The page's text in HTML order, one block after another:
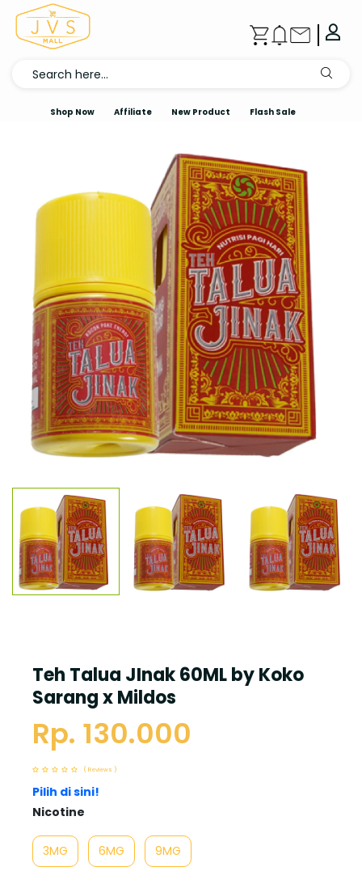
Shop Now Affiliate New Product Flash Sale
Teh Talua JInak 60ML by Koko
Sarang x Mildos
Rp. 130.000
( Reviews )
Pilih di sini!
Nicotine
3MG 6MG 9MG